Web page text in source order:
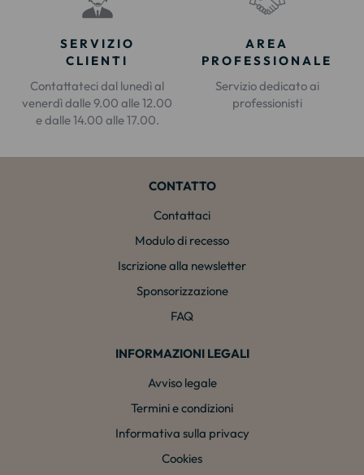
SERVIZIO
CLIENTI
Contattateci dal lunedì al
venerdì dalle 9.00 alle 12.00
e dalle 14.00 alle 17.00.
AREA
PROFESSIONALE
Servizio dedicato ai
professionisti
CONTATTO
Contattaci
Modulo di recesso
Iscrizione alla newsletter
Sponsorizzazione
FAQ
INFORMAZIONI LEGALI
Avviso legale
Termini e condizioni
Informativa sulla privacy
Cookies